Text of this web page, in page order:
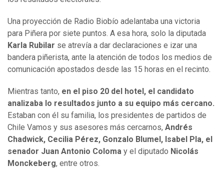
Una proyección de Radio Biobío adelantaba una victoria
para Piñera por siete puntos. A esa hora, solo la diputada
Karla Rubilar se atrevía a dar declaraciones e izar una
bandera piñerista, ante la atención de todos los medios de
comunicación apostados desde las 15 horas en el recinto.
Mientras tanto, en el piso 20 del hotel, el candidato
analizaba lo resultados junto a su equipo más cercano.
Estaban con él su familia, los presidentes de partidos de
Chile Vamos y sus asesores más cercarnos, Andrés
Chadwick, Cecilia Pérez, Gonzalo Blumel, Isabel Pla, el
senador Juan Antonio Coloma y el diputado Nicolás
Monckeberg, entre otros.